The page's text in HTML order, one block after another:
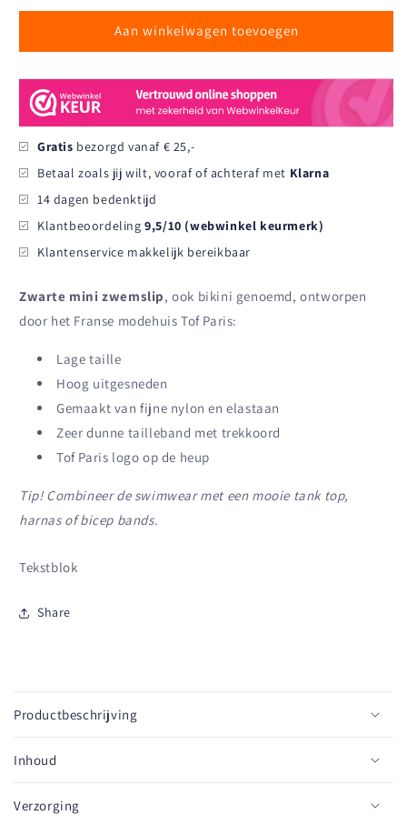
Zwembikini
Zwart
-
Zwembikini
Zwart
Aan winkelwagen toevoegen
Gratis bezorgd vanaf € 25,-
Betaal zoals jij wilt, vooraf of achteraf met Klarna
14 dagen bedenktijd
Klantbeoordeling9,5/10 (webwinkel keurmerk)
Klantenservice makkelijk bereikbaar
Zwarte mini zwemslip, ook bikini genoemd, ontworpen
door het Franse modehuis Tof Paris:
Lage taille
Hoog uitgesneden
Gemaakt van fijne nylon en elastaan
Zeer dunne tailleband met trekkoord
Tof Paris logo op de heup
Tip! Combineer de swimwear met een mooie tank top,
harnas of bicep bands.
Tekstblok
Share
k
l
p
Productbeschrijving
Inhoud
Verzorging